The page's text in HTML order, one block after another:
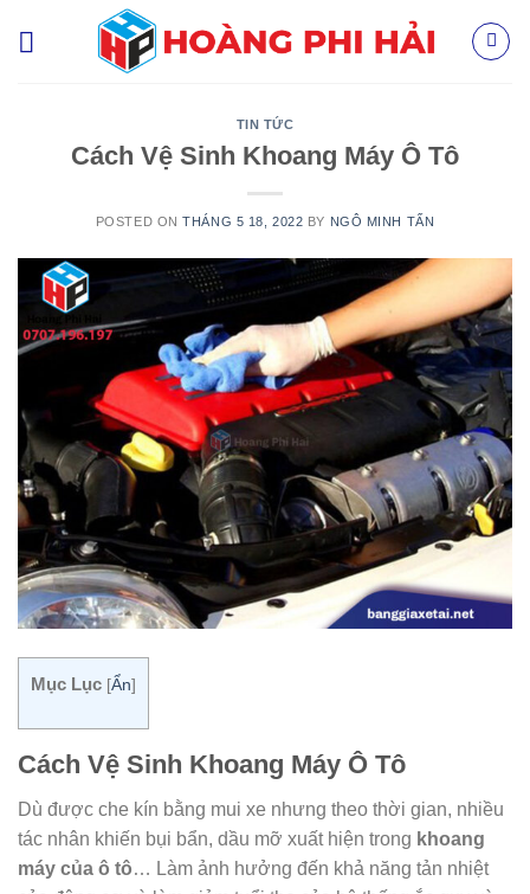
TIN TỨC
Cách Vệ Sinh Khoang Máy Ô Tô
POSTED ONTHÁNG 5 18, 2022 BY NGÔ MINH TẤN
Mục Lục [Ẩn]
Cách Vệ Sinh Khoang Máy Ô Tô
Dù được che kín bằng mui xe nhưng theo thời gian, nhiều
tác nhân khiến bụi bẩn, dầu mỡ xuất hiện trong khoang
máy của ô tô… Làm ảnh hưởng đến khả năng tản nhiệt